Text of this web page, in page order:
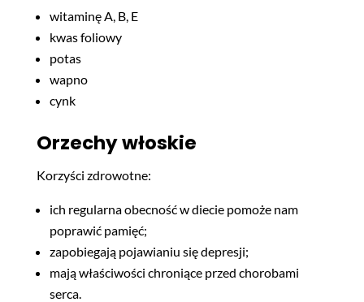
witaminę A, B, E
kwas foliowy
potas
wapno
cynk
Orzechy włoskie
Korzyści zdrowotne:
ich regularna obecność w diecie pomoże nam
poprawić pamięć;
zapobiegają pojawianiu się depresji;
mają właściwości chroniące przed chorobami
serca.